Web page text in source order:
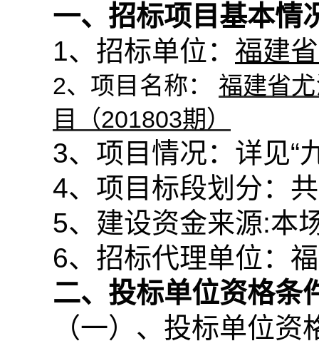
一、招标项目基本情
1、招标单位： 福建
2、项目名称：
福建省
目（201803期）
3、项目情况：详见“
4、项目标段划分：
5、建设资金来源:本
6、招标代理单位：
二、投标单位资格条
（一）、投标单位资